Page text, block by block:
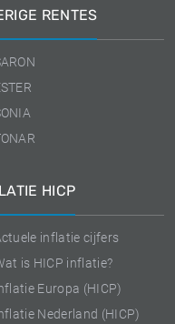
RENTES
HICP
inflatie cijfers
is HICP inflatie?
Europa (HICP)
Nederland (HICP)